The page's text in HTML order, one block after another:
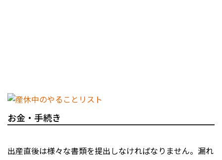
お金・手続き
出産直後は様々な書類を提出しなければなりません。漏れ